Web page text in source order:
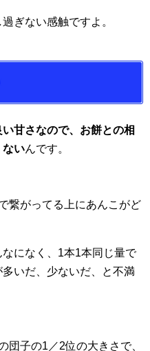
ぎない感触ですよ。
甘さなので、お餅との相
ないんです。
繋がってる上にあんこがど
になく、1本1本同じ量で
いだ、少ないだ、と不満
団子の1／2位の大きさで、